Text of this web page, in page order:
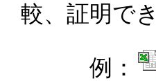
較、証明で
例：